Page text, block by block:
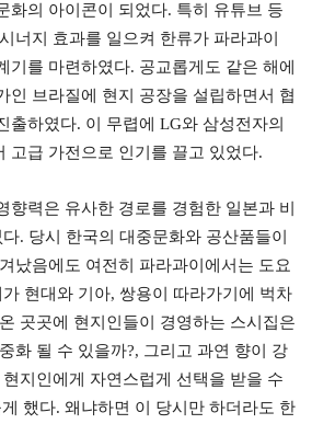
화의 아이콘이 되었다. 특히 유튜브 등
너지 효과를 일으켜 한류가 파라과이
기를 마련하였다. 공교롭게도 같은 해에
인 브라질에 현지 공장을 설립하면서 협
출하였다. 이 무렵에 LG와 삼성전자의
고급 가전으로 인기를 끌고 있었다.
향력은 유사한 경로를 경험한 일본과 비
. 당시 한국의 대중문화와 공산품들이
났음에도 여전히 파라과이에서는 도요
현대와 기아, 쌍용이 따라가기에 벅차
곳곳에 현지인들이 경영하는 스시집은
화 될 수 있을까?, 그리고 과연 향이 강
지인에게 자연스럽게 선택을 받을 수
했다. 왜냐하면 이 당시만 하더라도 한